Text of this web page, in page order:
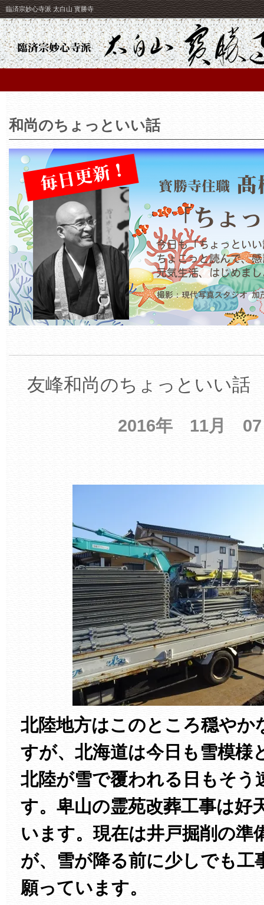
臨済宗妙心寺派 太白山 寳勝寺
和尚のちょっといい話
友峰和尚のちょっといい話
2016年 11月
北陸地方はこのところ穏やか
すが、北海道は今日も雪模様
北陸が雪で覆われる日もそう
す。卑山の霊苑改葬工事は好
います。現在は井戸掘削の準
が、雪が降る前に少しでも工
願っています。